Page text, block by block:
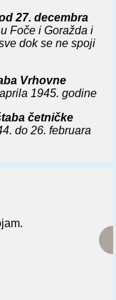
27. decembra
Foče i Goražda i
dok se ne spoji
Vrhovne
1945. godine
četničke
do 26. februara